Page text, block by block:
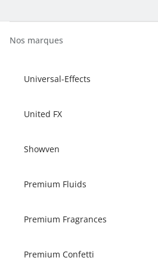
Nos marques
Universal-Effects
United FX
Showven
Premium Fluids
Premium Fragrances
Premium Confetti